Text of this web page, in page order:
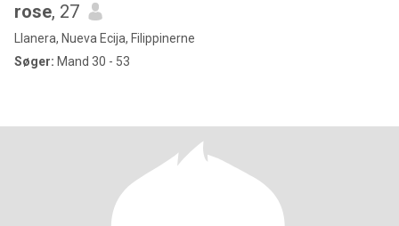
rose, 27
Llanera, Nueva Ecija, Filippinerne
Søger: Mand 30 - 53